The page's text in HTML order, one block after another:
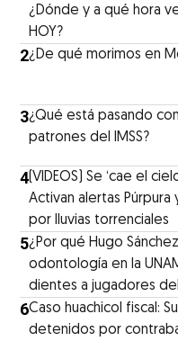
¿Dónde y a qué hora
HOY?
2¿De qué morimos en
3¿Qué está pasando
patrones del IMSS?
4 (VIDEOS) Se ‘cae el
Activan alertas Púrpura
por lluvias torrenciales
5¿Por qué Hugo
odontología en la
dientes a jugadores
6Caso huachicol fiscal:
detenidos por